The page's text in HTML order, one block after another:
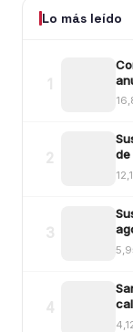
Lo más leído
de